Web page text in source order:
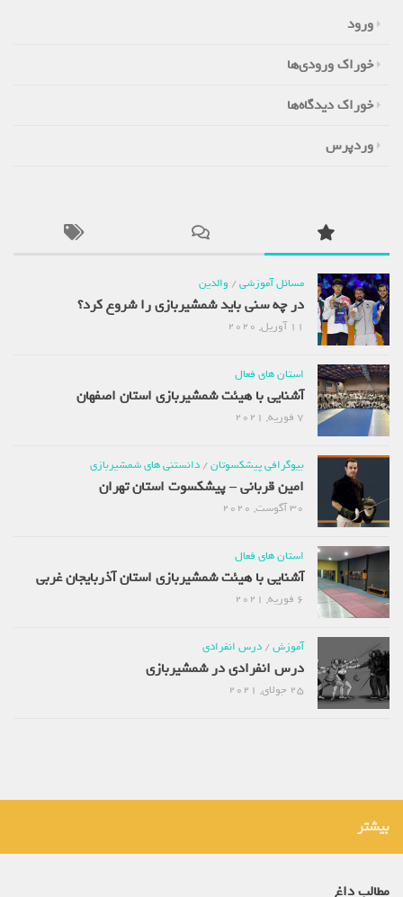
ورود
خوراک ورودی‌ها
خوراک دیدگاه‌ها
وردپرس
مسائل آموزشی/والدین
در چه سنی باید شمشیربازی را شروع کرد؟
استان های فعال
آشنایی با هیئت شمشیربازی استان اصفهان
بیوگرافی پیشکسوتان/دانستنی های شمشیربازی
امین قربانی – پیشکسوت استان تهران
استان های فعال
آشنایی با هیئت شمشیربازی استان آذربایجان غربی
آموزش/درس انفرادی
درس انفرادی در شمشیربازی
بیشتر
مطالب داغ